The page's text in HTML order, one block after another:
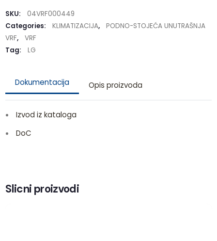
SKU:
04VRF000449
Categories:
KLIMATIZACIJA,
PODNO-STOJEĆA UNUTRAŠNJA
VRF,
VRF
Tag:
LG
Dokumentacija Opis proizvoda
Izvod iz kataloga
DoC
Slicni proizvodi